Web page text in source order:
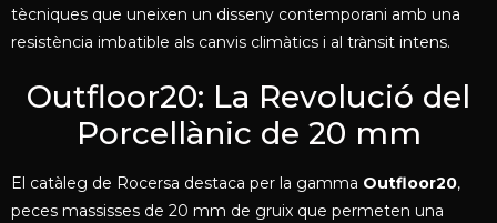
tècniques que uneixen un disseny contemporani amb una
resistència imbatible als canvis climàtics i al trànsit intens.
Outfloor20: La Revolució del
Porcellànic de 20 mm
El catàleg de Rocersa destaca per la gamma Outfloor20,
peces massisses de 20 mm de gruix que permeten una